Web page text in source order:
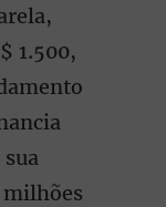
1.500,
milhões